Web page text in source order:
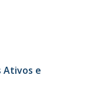
Ativos e